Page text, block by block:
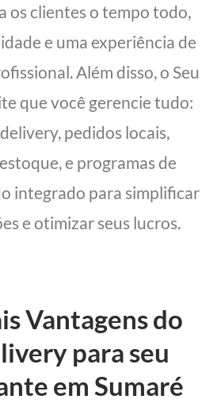
os clientes o tempo todo,
e uma experiência de
Além disso, o Seu
que você gerencie tudo:
pedidos locais,
e programas de
integrado para simplificar
e otimizar seus lucros.
Vantagens do
para seu
em Sumaré